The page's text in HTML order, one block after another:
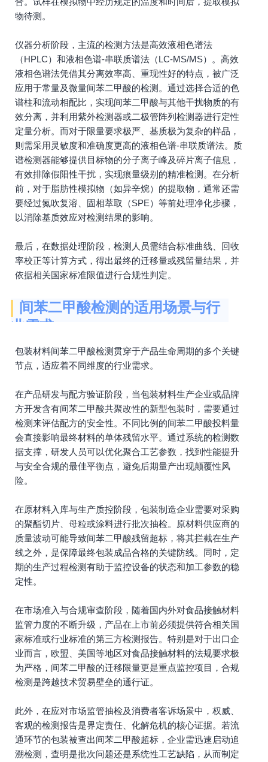
物待测。
仪器分析阶段，主流的检测方法是高效液相色谱法
（HPLC）和液相色谱-串联质谱法（LC-MS/MS）。高效
液相色谱法凭借其分离效率高、重现性好的特点，被广泛
应用于常量及微量间苯二甲酸的检测。通过选择合适的色
谱柱和流动相配比，实现间苯二甲酸与其他干扰物质的有
效分离，并利用紫外检测器或二极管阵列检测器进行定性
定量分析。而对于限量要求极严、基质极为复杂的样品，
则需采用灵敏度和准确度更高的液相色谱-串联质谱法。质
谱检测器能够提供目标物的分子离子峰及碎片离子信息，
有效排除假阳性干扰，实现痕量级别的精准检测。在分析
前，对于脂肪性模拟物（如异辛烷）的提取物，通常还需
要经过氮吹复溶、固相萃取（SPE）等前处理净化步骤，
以消除基质效应对检测结果的影响。
最后，在数据处理阶段，检测人员需结合标准曲线、回收
率校正等计算方式，得出最终的迁移量或残留量结果，并
依据相关国家标准限值进行合规性判定。
间苯二甲酸检测的适用场景与行
业需求
包装材料间苯二甲酸检测贯穿于产品生命周期的多个关键
节点，适应着不同维度的行业需求。
在产品研发与配方验证阶段，当包装材料生产企业或品牌
方开发含有间苯二甲酸共聚改性的新型包装时，需要通过
检测来评估配方的安全性。不同比例的间苯二甲酸投料量
会直接影响最终材料的单体残留水平。通过系统的检测数
据支撑，研发人员可以优化聚合工艺参数，找到性能提升
与安全合规的最佳平衡点，避免后期量产出现颠覆性风
险。
在原材料入库与生产质控阶段，包装制造企业需要对采购
的聚酯切片、母粒或涂料进行批次抽检。原材料供应商的
质量波动可能导致间苯二甲酸残留超标，将其拦截在生产
线之外，是保障最终包装成品合格的关键防线。同时，定
期的生产过程检测有助于监控设备的状态和加工参数的稳
定性。
在市场准入与合规审查阶段，随着国内外对食品接触材料
监管力度的不断升级，产品在上市前必须提供符合相关国
家标准或行业标准的第三方检测报告。特别是对于出口企
业而言，欧盟、美国等地区对食品接触材料的法规要求极
为严格，间苯二甲酸的迁移限量更是重点监控项目，合规
检测是跨越技术贸易壁垒的通行证。
此外，在应对市场监管抽检及消费者客诉场景中，权威、
客观的检测报告是界定责任、化解危机的核心证据。若流
通环节的包装被查出间苯二甲酸超标，企业需迅速启动追
溯检测，查明是批次问题还是系统性工艺缺陷，从而制定